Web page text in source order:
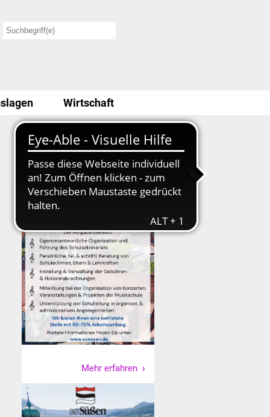
Wirtschaft
Stellenausschreibung
Mehr erfahren